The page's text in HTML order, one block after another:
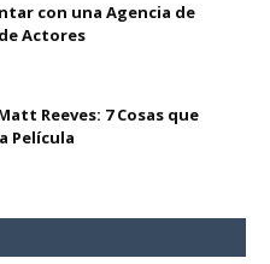
con una Agencia de
Actores
Reeves: 7 Cosas que
Película